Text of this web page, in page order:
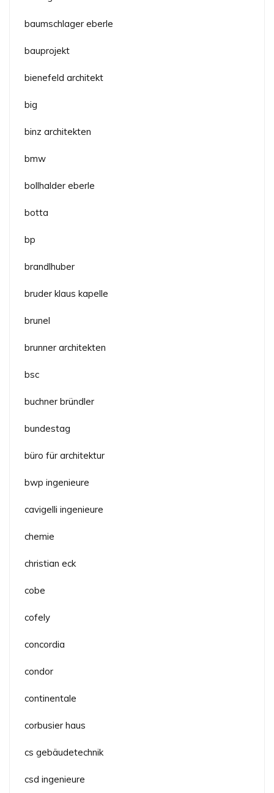
baumschlager eberle
bauprojekt
bienefeld architekt
big
binz architekten
bmw
bollhalder eberle
botta
bp
brandlhuber
bruder klaus kapelle
brunel
brunner architekten
bsc
buchner bründler
bundestag
büro für architektur
bwp ingenieure
cavigelli ingenieure
chemie
christian eck
cobe
cofely
concordia
condor
continentale
corbusier haus
cs gebäudetechnik
csd ingenieure